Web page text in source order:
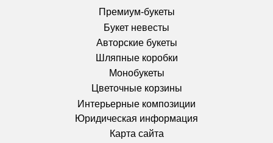
Премиум-букеты
Букет невесты
Авторские букеты
Шляпные коробки
Монобукеты
Цветочные корзины
Интерьерные композиции
Юридическая информация
Карта сайта